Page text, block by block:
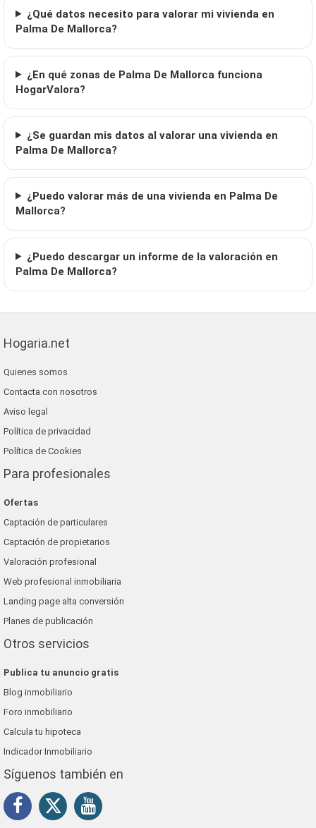
¿Qué datos necesito para valorar mi vivienda en
Palma De Mallorca?
¿En qué zonas de Palma De Mallorca funciona
HogarValora?
¿Se guardan mis datos al valorar una vivienda en
Palma De Mallorca?
¿Puedo valorar más de una vivienda en Palma De
Mallorca?
¿Puedo descargar un informe de la valoración en
Palma De Mallorca?
Hogaria.net
Quienes somos
Contacta con nosotros
Aviso legal
Política de privacidad
Política de Cookies
Para profesionales
Ofertas
Captación de particulares
Captación de propietarios
Valoración profesional
Web profesional inmobiliaria
Landing page alta conversión
Planes de publicación
Otros servicios
Publica tu anuncio gratis
Blog inmobiliario
Foro inmobiliario
Calcula tu hipoteca
Indicador Inmobiliario
Síguenos también en